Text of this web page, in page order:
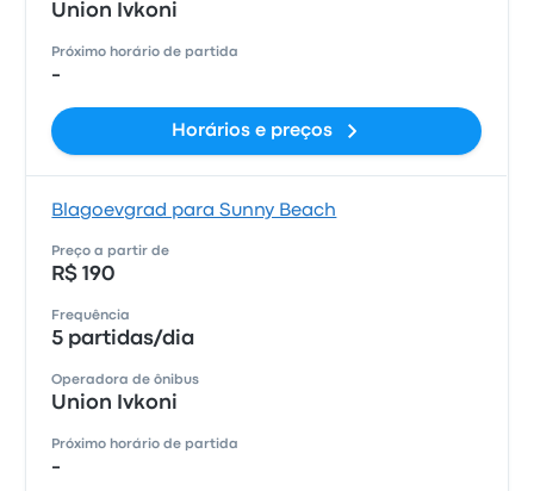
Union Ivkoni
Próximo horário de partida
-
Horários e preços
Blagoevgrad para Sunny Beach
Preço a partir de
R$ 190
Frequência
5 partidas/dia
Operadora de ônibus
Union Ivkoni
Próximo horário de partida
-